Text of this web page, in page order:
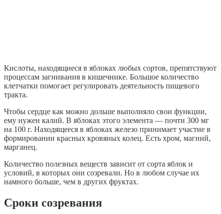
Кислоты, находящиеся в яблоках любых сортов, препятствуют
процессам загнивания в кишечнике. Большое количество
клетчатки помогает регулировать деятельность пищевого
тракта.
Чтобы сердце как можно дольше выполняло свои функции,
ему нужен калий. В яблоках этого элемента — почти 300 мг
на 100 г. Находящееся в яблоках железо принимает участие в
формировании красных кровяных колец. Есть хром, магний,
марганец.
Количество полезных веществ зависит от сорта яблок и
условий, в которых они созревали. Но в любом случае их
намного больше, чем в других фруктах.
Сроки созревания